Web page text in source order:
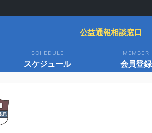
公益通報相談窓口
SCHEDULE
スケジュール
MEMBER
会員登録